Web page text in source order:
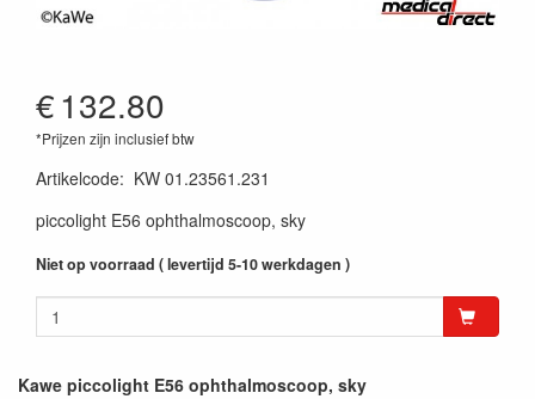
€132.80
*Prijzen zijn inclusief btw
Artikelcode: KW 01.23561.231
piccolight E56 ophthalmoscoop, sky
Niet op voorraad ( levertijd 5-10 werkdagen )
Kawe piccolight E56 ophthalmoscoop, sky